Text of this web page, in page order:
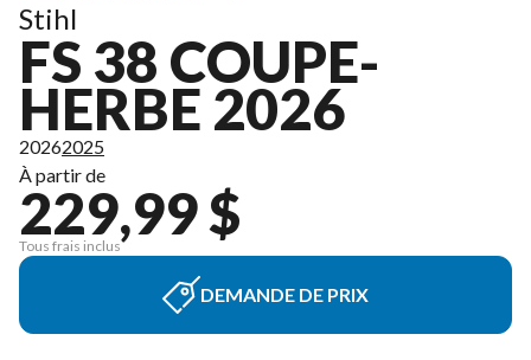
Stihl
FS 38 COUPE-
HERBE 2026
20262025
À partir de
229,99 $
Tous frais inclus
DEMANDE DE PRIX